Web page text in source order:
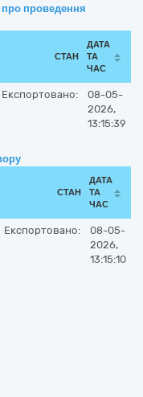
проведення
СТАН
ДАТА
ТА
ЧАС
Експортовано:
08-05-
2026,
13:15:39
СТАН
ДАТА
ТА
ЧАС
Експортовано:
08-05-
2026,
13:15:10